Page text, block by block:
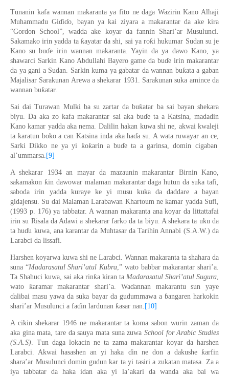
Tunanin kafa wannan makaranta ya fito ne daga Wazirin Kano Alhaji
Muhammadu Giɗiɗo, bayan ya kai ziyara a makarantar da ake kira
“Gordon School”, wadda ake koyar da fannin Shari’ar Musulunci.
Sakamako irin yadda ta ƙayatar da shi, sai ya roƙihukumar Sudan su je
Kano su buɗe irin wannan makaranta. Yayin da ya dawo Kano, ya
shawarci Sarkin Kano Abdullahi Bayero game da buɗe irin makarantar
da ya gani a Sudan. Sarkin kuma ya gabatar da wannan buƙata a gaban
Majalisar Sarakunan Arewa a shekarar 1931. Sarakunan suka amince da
wannan buƙatar.
Sai dai Turawan Mulki ba su zartar da buƙatar ba sai bayan shekara
biyu. Da aka zo kafa makarantar sai aka buɗeta a Katsina, madadin
Kano kamar yadda aka nema. Dalilin hakan kuwa shi ne, akwai kwaleji
ta karatun boko a can Katsinainda akahaɗa su. A wata ruwayar an ce,
Sarki Dikko ne ya yi ƙoƙarin a buɗe ta a garinsa, domin cigaban
al’ummarsa. [9]
A shekarar 1934 an mayar da mazaunin makarantar Birnin Kano,
sakamakon ƙin dawowar malaman makarantar daga hutun da suka tafi,
saboda irin yadda kuraye ke
yi musu kuka da daddare a bayan
gidajensu. Su dai Malaman Larabawan Khartoum nekamar yaddaSufi,
(1993 p. 176) ya tabbatar. A wannan makaranta ana koyar da littattafai
irin su Risala da Adawi a shekarar farko da ta biyu. A shekara ta uku da
ta huɗu kuwa, ana karantar da Muhtasar da Tarihin Annabi (S.A.W.) da
Larabci da lissafi.
Harshen koyarwa kuwa shi ne Larabci. Wannan makaranta ta shahara da
suna “Madarasatul Shari’atul Kubra,” wato babbar makarantar shari’a.
Ta Shahuci kuwa, sai aka rinƙa kiran ta Madarasatul Shari’atul Sugura,
wato ƙaramar makarantar shari’a. Waɗannan makarantu sun yaye
ɗalibai masu yawa da suka bayar da gudummawa a ɓangaren harkokin
shari’ar Musulunci a faɗin lardunan ƙasar nan. [10]
A cikin shekarar 1946 ne makarantar ta koma sabon wurin zaman da
aka gina mata, tare da sauya mata suna zuwaSchool for Arabic Studies
(S.A.S). Tun daga lokacin ne ta zama makarantar koyar da harshen
Larabci. Akwai hasashen an yi haka ɗin ne don a dakusheƙarfin
shara’ar Musulunci domin gudun kar ta yi tasiri a zukatan matasa. Za a
iya tabbatar da haka idan aka yi la’akaridawanda aka bai
wa